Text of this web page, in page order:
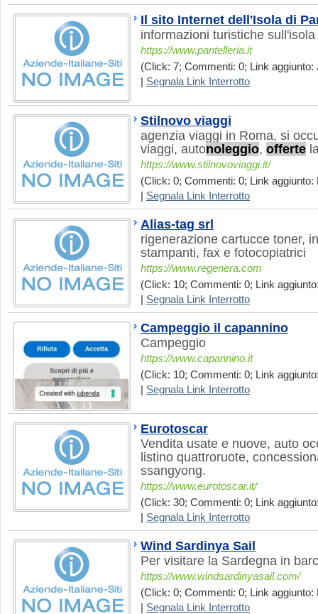
Il sito Internet dell'Isola di
informazioni turistiche
https://www.pantelleria.it
(Click: 7; Commenti: 0; Link aggiunto:
Segnala Link Interrotto
Stilnovo viaggi
agenzia viaggi in Roma, si
viaggi, autonoleggio, offerte
https://www.stilnovoviaggi.it/
(Click: 0; Commenti: 0; Link aggiunto:
Segnala Link Interrotto
Alias-tag srl
rigenerazione cartucce toner,
stampanti, fax e fotocopiatrici
https://www.regenera.com
(Click: 10; Commenti: 0; Link
Segnala Link Interrotto
Campeggio il capannino
Campeggio
https://www.capannino.it
(Click: 10; Commenti: 0; Link
Segnala Link Interrotto
Eurotoscar
Vendita usate e nuove, auto
listino quattroruote,
ssangyong.
https://www.eurotoscar.it/
(Click: 30; Commenti: 0; Link
Segnala Link Interrotto
Wind Sardinya Sail
Per visitare la Sardegna in
https://www.windsardinyasail.com/
(Click: 0; Commenti: 0; Link aggiunto:
Segnala Link Interrotto